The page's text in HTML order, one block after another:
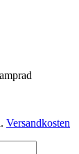
Versandkosten